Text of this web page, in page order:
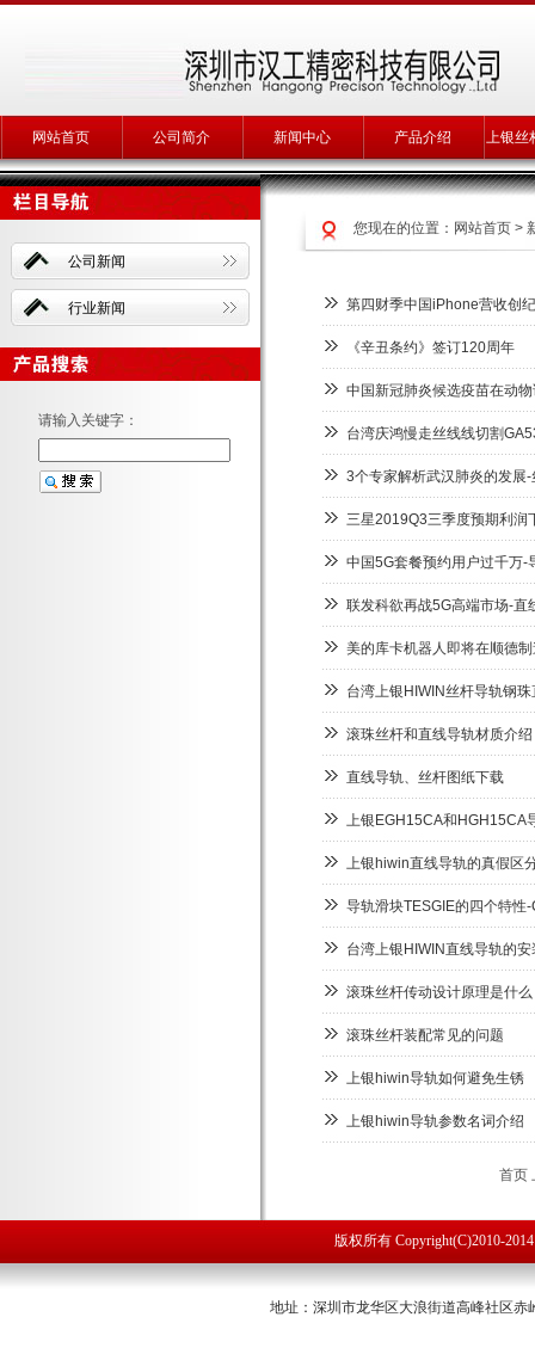
网站首页 公司简介 新闻中心 产品介绍 上银丝
公司新闻
行业新闻
请输入关键字：
第四财季中国iPhone营收创
《辛丑条约》签订120周年
中国新冠肺炎候选疫苗在动
台湾庆鸿慢走丝线线切割
3个专家解析武汉肺炎的发展
三星2019Q3三季度预期利润
中国5G套餐预约用户过千万-
联发科欲再战5G高端市场-直
美的库卡机器人即将在顺德
台湾上银HIWIN丝杆导轨钢
滚珠丝杆和直线导轨材质介绍
直线导轨、丝杆图纸下载
上银EGH15CA和HGH15CA
上银hiwin直线导轨的真假区
导轨滑块TESGIE的四个特性
台湾上银HIWIN直线导轨的
滚珠丝杆传动设计原理是什么
滚珠丝杆装配常见的问题
上银hiwin导轨如何避免生锈
上银hiwin导轨参数名词介绍
首页
您现在的位置： 网站首页 >
版权所有 Copyright(C)2010-
地址：深圳市龙华区大浪街道高峰社区